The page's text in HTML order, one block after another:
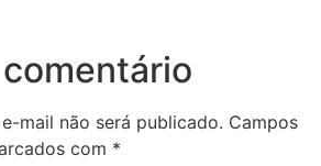
mail não será publicado. Campos
com *